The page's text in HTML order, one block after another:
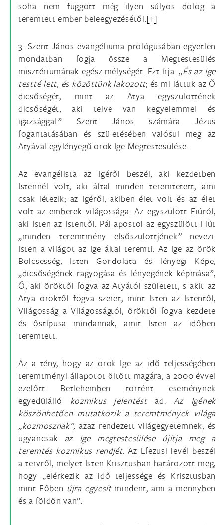
soha nem függött még ilyen súlyos dolog a
teremtett ember beleegyezésétől.[1]
3. Szent János evangéliuma prológusában egyetlen
mondatban fogja össze a Megtestesülés
misztériumának egész mélységét. Ezt írja: „És az Ige
testté lett, és közöttünk lakozott; és mi láttuk az Ő
dicsőségét, mint az Atya egyszülöttének
dicsőségét, aki telve van kegyelemmel és
igazsággal.” Szent János számára Jézus
fogantatásában és születésében valósul meg az
Atyával egylényegű örök Ige Megtestesülése.
Az evangélista az Igéről beszél, aki kezdetben
Istennél volt, aki által minden teremtetett, ami
csak létezik; az Igéről, akiben élet volt és az élet
volt az emberek világossága. Az egyszülött Fiúról,
aki Isten az Istentől. Pál apostol az egyszülött Fiút
„minden teremtmény elsőszülöttjének” nevezi.
Isten a világot az Ige által teremti. Az Ige az örök
Bölcsesség, Isten Gondolata és lényegi Képe,
„dicsőségének ragyogása és lényegének képmása”,
Ő, aki öröktől fogva az Atyától született, s akit az
Atya öröktől fogva szeret, mint Isten az Istentől,
Világosság a Világosságtól, öröktől fogva kezdete
és őstípusa mindannak, amit Isten az időben
teremtett.
Az a tény, hogy az örök Ige az idő teljességében
teremtményi állapotot öltött magára, a 2000 évvel
ezelőtt Betlehemben történt eseménynek
egyedülálló kozmikus jelentéstad.Az Igének
köszönhetően mutatkozik a teremtmények világa
„kozmosznak”, azaz rendezett világegyetemnek, és
ugyancsak az Ige megtestesülése újítja meg a
teremtés kozmikus rendjét. Az Efezusi levél beszél
a tervről, melyet Isten Krisztusban határozott meg,
hogy „elérkezik az idő teljessége és Krisztusban
mint Főben újra egyesítmindent, ami a mennyben
és a földön van”.